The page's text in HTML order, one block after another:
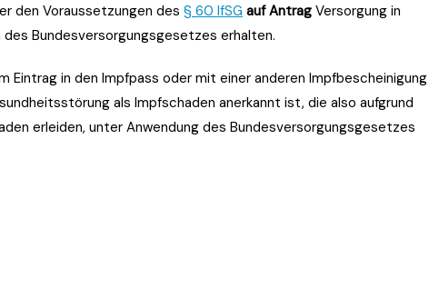
den Voraussetzungen des § 60 IfSG auf Antrag Versorgung in
Bundesversorgungsgesetzes erhalten.
Eintrag in den Impfpass oder mit einer anderen Impfbescheinigung
als Impfschaden anerkannt ist, die also aufgrund
erleiden, unter Anwendung des Bundesversorgungsgesetzes